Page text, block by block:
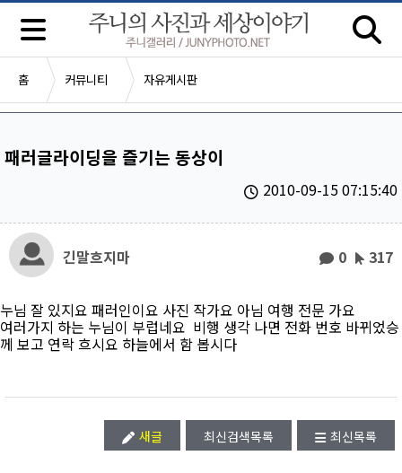
홈 커뮤니티 자유게시판
패러글라이딩을 즐기는 동상이
2010-09-15 07:15:40
긴말흐지마 0 317
누님 잘 있지요 패러인이요 사진 작가요 아님 여행 전문 가요
여러가지 하는 누님이 부럽네요 비행 생각 나면 전화 번호 바뀌었승
께 보고 연락 흐시요 하늘에서 함 봅시다
새글 최신검색목록 최신목록